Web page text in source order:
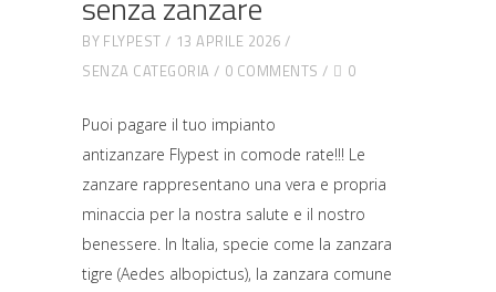
BY FLYPEST
13 APRILE 2026
SENZA CATEGORIA
0 COMMENTS 0
Puoi pagare il tuo impianto
antizanzare Flypest in comode rate!!! Le
zanzare rappresentano una vera e propria
minaccia per la nostra salute e il nostro
benessere. In Italia, specie come la zanzara
tigre (Aedes albopictus), la zanzara comune